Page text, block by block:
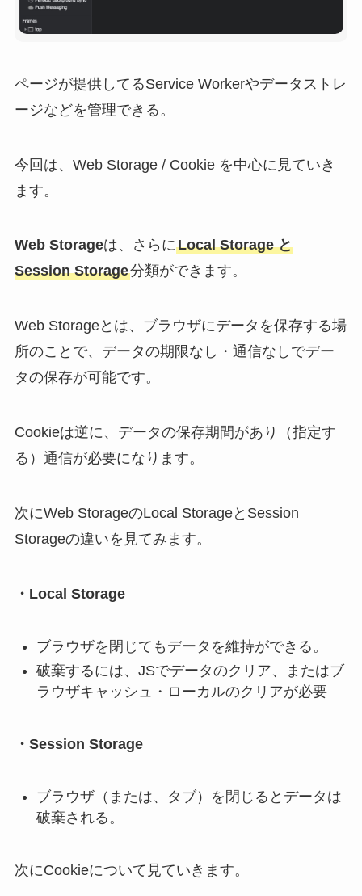
ページが提供してるService Workerやデータストレ
ージなどを管理できる。
今回は、Web Storage / Cookie を中心に見ていき
ます。
Web Storageは、さらにLocal Storage と
Session Storage分類ができます。
Web Storageとは、ブラウザにデータを保存する場
所のことで、データの期限なし・通信なしでデー
タの保存が可能です。
Cookieは逆に、データの保存期間があり（指定す
る）通信が必要になります。
次にWeb StorageのLocal StorageとSession
Storageの違いを見てみます。
・Local Storage
ブラウザを閉じてもデータを維持ができる。
破棄するには、JSでデータのクリア、またはブ
ラウザキャッシュ・ローカルのクリアが必要
・Session Storage
ブラウザ（または、タブ）を閉じるとデータは
破棄される。
次にCookieについて見ていきます。